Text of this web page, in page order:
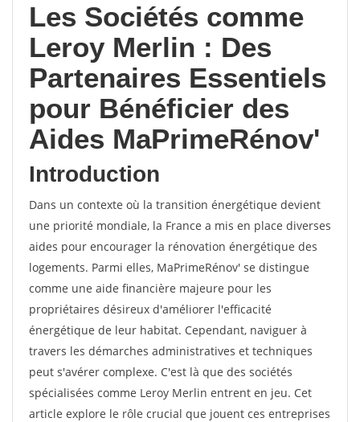
Les Sociétés comme
Leroy Merlin : Des
Partenaires Essentiels
pour Bénéficier des
Aides MaPrimeRénov'
Introduction
Dans un contexte où la transition énergétique devient
une priorité mondiale, la France a mis en place diverses
aides pour encourager la rénovation énergétique des
logements. Parmi elles, MaPrimeRénov' se distingue
comme une aide financière majeure pour les
propriétaires désireux d'améliorer l'efficacité
énergétique de leur habitat. Cependant, naviguer à
travers les démarches administratives et techniques
peut s'avérer complexe. C'est là que des sociétés
spécialisées comme Leroy Merlin entrent en jeu. Cet
article explore le rôle crucial que jouent ces entreprises